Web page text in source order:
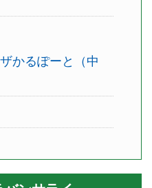
かるぽーと（中